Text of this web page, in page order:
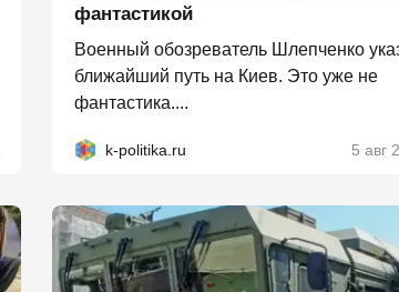
фантастикой
Военный обозреватель Шлепченко
ближайший путь на Киев. Это уже не
фантастика....
k-politika.ru 5 авг